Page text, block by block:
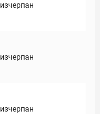
изчерпан
изчерпан
изчерпан